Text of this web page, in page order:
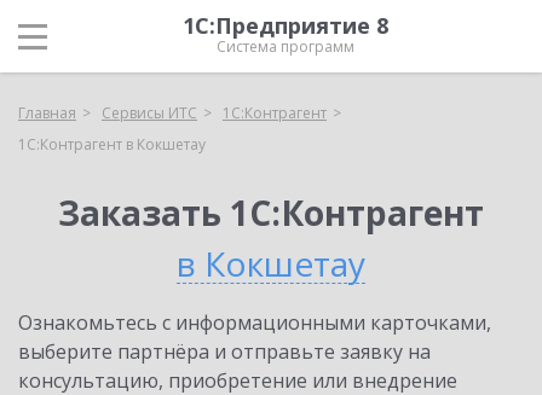
1С:Предприятие 8
Система программ
Главная Сервисы ИТС
1С:Контрагент
1С:Контрагент в Кокшетау
Заказать 1С:Контрагент
в Кокшетау
Ознакомьтесь с информационными карточками,
выберите партнёра и отправьте заявку на
консультацию, приобретение или внедрение